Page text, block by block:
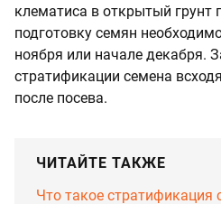
клематиса в открытый грунт
подготовку семян
ноября или начале декабря.
стратификации семена
после посева.
ЧИТАЙТЕ ТАКЖЕ
Что такое стратификация